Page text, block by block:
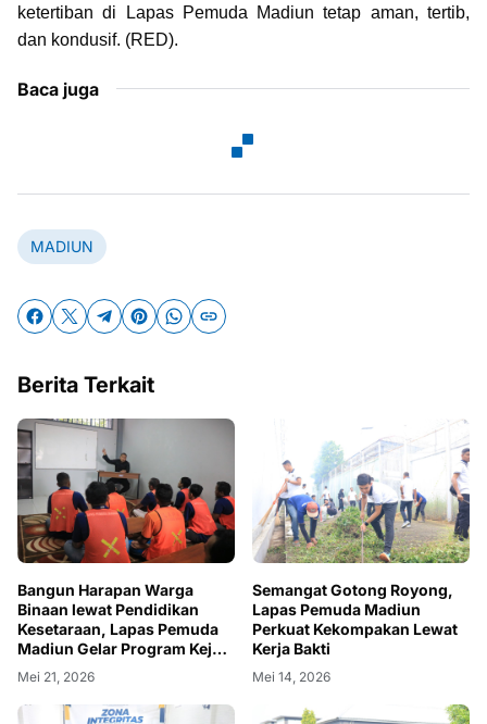
ketertiban di Lapas Pemuda Madiun tetap aman, tertib,
dan kondusif. (RED).
Baca juga
MADIUN
Berita Terkait
Bangun Harapan Warga
Binaan lewat Pendidikan
Kesetaraan, Lapas Pemuda
Madiun Gelar Program Kejar
Paket B
Mei 21, 2026
Semangat Gotong Royong,
Lapas Pemuda Madiun
Perkuat Kekompakan Lewat
Kerja Bakti
Mei 14, 2026